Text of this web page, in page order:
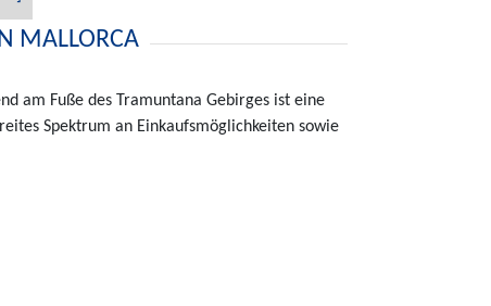
MALLORCA
am Fuße des Tramuntana Gebirges ist eine
Spektrum an Einkaufsmöglichkeiten sowie